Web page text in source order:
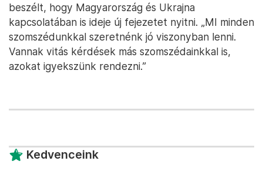
beszélt, hogy Magyarország és Ukrajna
kapcsolatában is ideje új fejezetet nyitni. „MI minden
szomszédunkkal szeretnénk jó viszonyban lenni.
Vannak vitás kérdések más szomszédainkkal is,
azokat igyekszünk rendezni.”
Kedvenceink